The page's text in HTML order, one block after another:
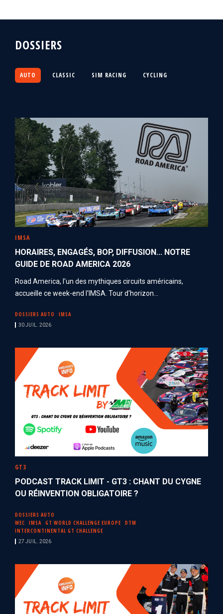
DOSSIERS
AUTO CLASSIC SIM RACING CYCLING
IMSA
HORAIRES, ENGAGÉS, BOP, DIFFUSION... NOTRE
GUIDE DE ROAD AMERICA 2026
Road America, l'un des mythiques circuits américains,
accueille ce week-end l'IMSA. Tour d'horizon...
DOSSIERS AUTO IMSA
30 JUIL. 2026
GT3
PODCAST TRACK LIMIT - GT3 : CHANT DU CYGNE
OU RÉINVENTION OBLIGATOIRE ?
DOSSIERS AUTO
WEC
IMSA GT WORLD CHALLENGE EUROPE
DTM
INTERCONTINENTAL GT CHALLENGE
27 JUIL. 2026